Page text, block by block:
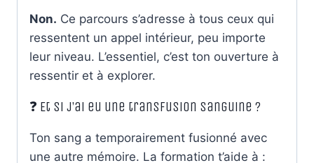
Non. Ce parcours s’adresse à tous ceux qui
ressentent un appel intérieur, peu importe
leur niveau. L’essentiel, c’est ton ouverture à
ressentir et à explorer.
❓ Et si j’ai eu une transfusion sanguine ?
Ton sang a temporairement fusionné avec
une autre mémoire. La formation t’aide à :